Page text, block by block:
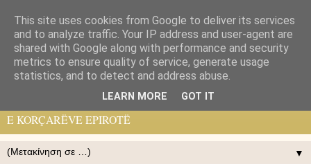
Pelasgos K.
ΗΛΕΚΤΡΟΝΙΚΉ ΕΦΗΜΕΡΙΣ ΠΟΛΙΤΙΣΤΙΚΉ ΙΣΤΟΡΙΚΉ
ΟΡΘΌΔΟΞΗ ΤΩΝ ΚΟΡΥΤΣΑΙΩΝ ΗΠΕΙΡΩΤΏΝ - GAZETË
ELEKTRONIKE, KULTURORE, HISTORIKE, ORTHODHOKSE
E KORÇARËVE EPIROTË
▼
This site uses cookies from Google to deliver its services
and to analyze traffic. Your IP address and user-agent are
shared with Google along with performance and security
metrics to ensure quality of service, generate usage
statistics, and to detect and address abuse.
LEARN MORE GOT IT